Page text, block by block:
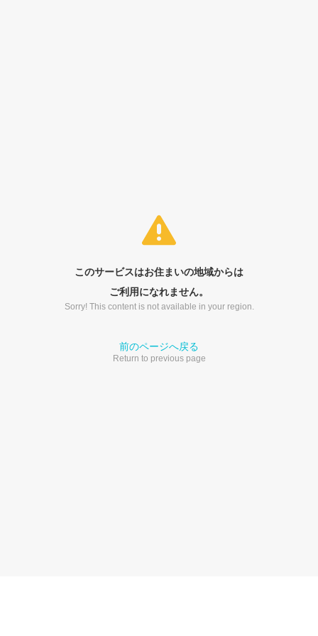
このサービスはお住まいの地域からは
ご利用になれません。
Sorry! This content is not available in your region.
前のページへ戻る
Return to previous page